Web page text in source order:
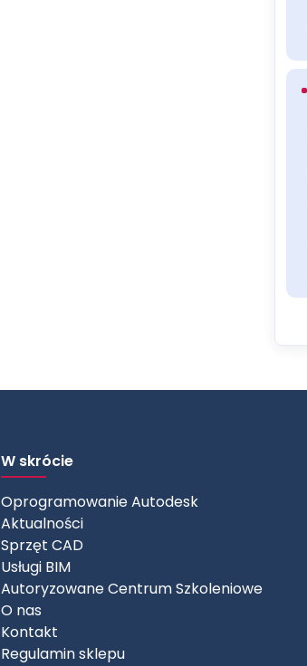
W skrócie
Oprogramowanie Autodesk
Aktualności
Sprzęt CAD
Usługi BIM
Autoryzowane Centrum Szkoleniowe
O nas
Kontakt
Regulamin sklepu